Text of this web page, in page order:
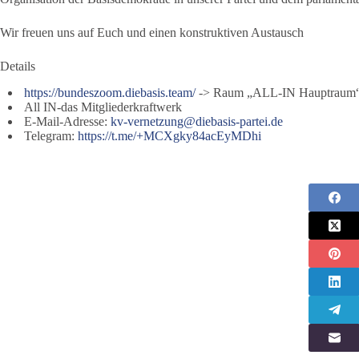
Wir freuen uns auf Euch und einen konstruktiven Austausch
Details
https://bundeszoom.diebasis.team/-> Raum „ALL-IN
All IN-das Mitgliederkraftwerk
E-Mail-Adresse:kv-vernetzung@diebasis-partei.de
Telegram:https://t.me/+MCXgky84acEyMDhi